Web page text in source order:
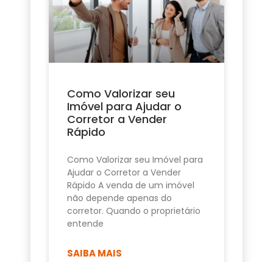
Como Valorizar seu
Imóvel para Ajudar o
Corretor a Vender
Rápido
Como Valorizar seu Imóvel para
Ajudar o Corretor a Vender
Rápido A venda de um imóvel
não depende apenas do
corretor. Quando o proprietário
entende
SAIBA MAIS